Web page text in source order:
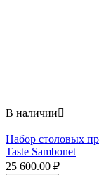
В наличии
Набор столовых
Taste Sambonet
25 600.00 ₽